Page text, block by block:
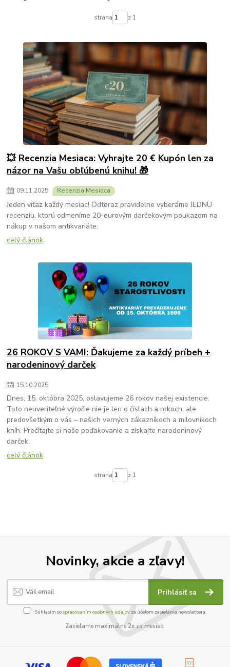
strana z 1
💥 Recenzia Mesiaca: Vyhrajte 20 € Kupón len za
názor na Vašu obľúbenú knihu! 🎁
09.11.2025 Recenzia Mesiaca
Jeden víťaz každý mesiac! Odteraz pravidelne vyberáme JEDNU
recenziu, ktorú odmeníme 20-eurovým darčekovým poukazom na
nákup v našom antikvariáte.
celý článok
26 ROKOV S VAMI: Ďakujeme za každý príbeh +
narodeninový darček
15.10.2025
Dnes, 15. októbra 2025, oslavujeme 26 rokov našej existencie.
Toto neuveriteľné výročie nie je len o číslach a rokoch, ale
predovšetkým o vás – našich verných zákazníkoch a milovníkoch
kníh. Prečítajte si naše poďakovanie a získajte narodeninový
darček.
celý článok
strana z 1
Novinky, akcie a zľavy!
Prihlásiť sa
Súhlasím sospracovaním osobných údajov za účelom zasielania newslettera.
Zasielame maximálne 2x za mesiac.